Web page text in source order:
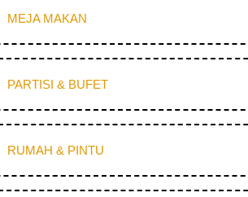
MEJA MAKAN
PARTISI & BUFET
RUMAH & PINTU